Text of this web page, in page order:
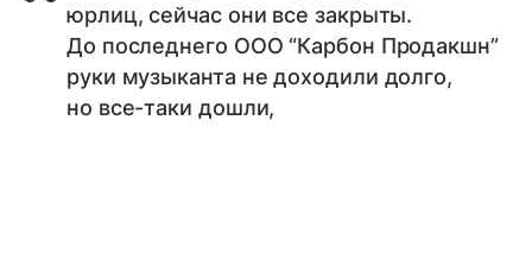
юрлиц, сейчас они все закрыты.
До последнего ООО “Карбон Продакшн”
руки музыканта не доходили долго,
но все-таки дошли,